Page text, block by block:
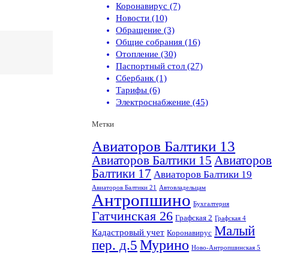
Коронавирус (7)
Новости (10)
Обращение (3)
Общие собрания (16)
Отопление (30)
Паспортный стол (27)
Сбербанк (1)
Тарифы (6)
Электроснабжение (45)
Метки
Авиаторов Балтики 13
Авиаторов Балтики 15 Авиаторов
Балтики 17 Авиаторов Балтики 19
Авиаторов Балтики 21 Автовладельцам
Антропшино Бухгалтерия
Гатчинская 26 Графская 2 Графская 4
Кадастровый учет Коронавирус Малый
пер. д.5Мурино Ново-Антропшинская 5